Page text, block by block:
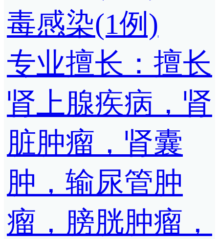
毒感染(1例)
专业擅长：擅长
肾上腺疾病，肾
脏肿瘤，肾囊
肿，输尿管肿
瘤，膀胱肿瘤，